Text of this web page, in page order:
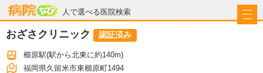
人で選べる医院検索
病院なび
おざさクリニック 認証済み
櫛原駅(駅から北東に約140m)
福岡県久留米市東櫛原町1494